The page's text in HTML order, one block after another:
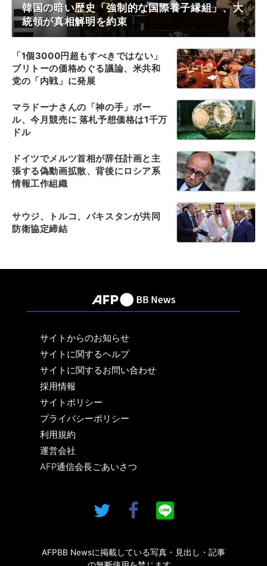
韓国の暗い歴史「強制的な国際養子縁組」、大
統領が真相解明を約束
「1個3000円超もすべきではない」
ブリトーの価格めぐる議論、米共和
党の「内戦」に発展
マラドーナさんの「神の手」ボー
ル、今月競売に 落札予想価格は1千万
ドル
ドイツでメルツ首相が辞任計画と主
張する偽動画拡散、背後にロシア系
情報工作組織
サウジ、トルコ、パキスタンが共同
防衛協定締結
サイトからのお知らせ
サイトに関するヘルプ
サイトに関するお問い合わせ
採用情報
サイトポリシー
プライバシーポリシー
利用規約
運営会社
AFP通信会長ごあいさつ
AFPBB Newsに掲載している写真・見出し・記事